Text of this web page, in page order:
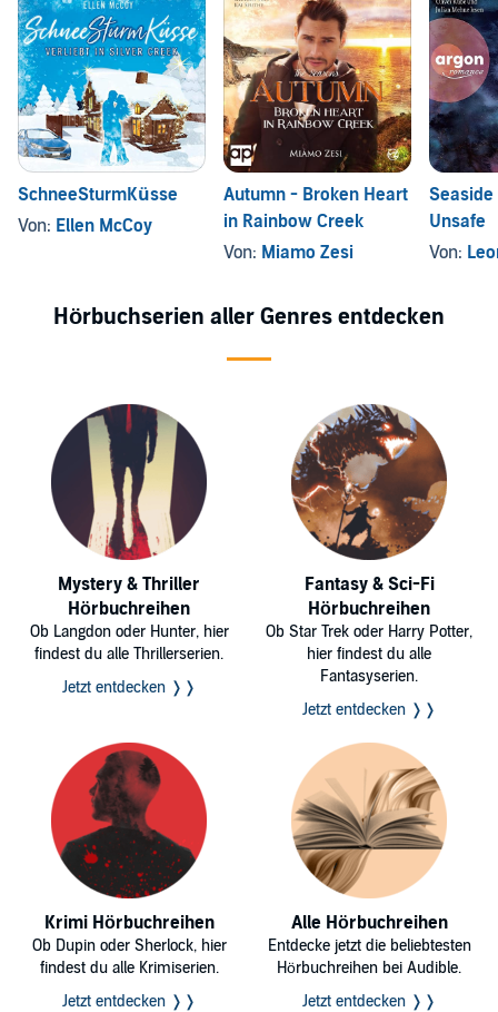
SchneeSturmKüsse
Von: Ellen McCoy
Autumn - Broken Heart
in Rainbow Creek
Von: Miamo Zesi
Unsafe
Von:
Hörbuchserien aller Genres entdecken
Mystery & Thriller
Hörbuchreihen
Ob Langdon oder Hunter, hier
findest du alle Thrillerserien.
Jetzt entdecken ❭❭
Fantasy & Sci-Fi
Hörbuchreihen
Ob Star Trek oder Harry Potter,
hier findest du alle
Fantasyserien.
Jetzt entdecken ❭❭
Krimi Hörbuchreihen
Ob Dupin oder Sherlock, hier
findest du alle Krimiserien.
Jetzt entdecken ❭❭
Alle Hörbuchreihen
Entdecke jetzt die beliebtesten
Hörbuchreihen bei Audible.
Jetzt entdecken ❭❭